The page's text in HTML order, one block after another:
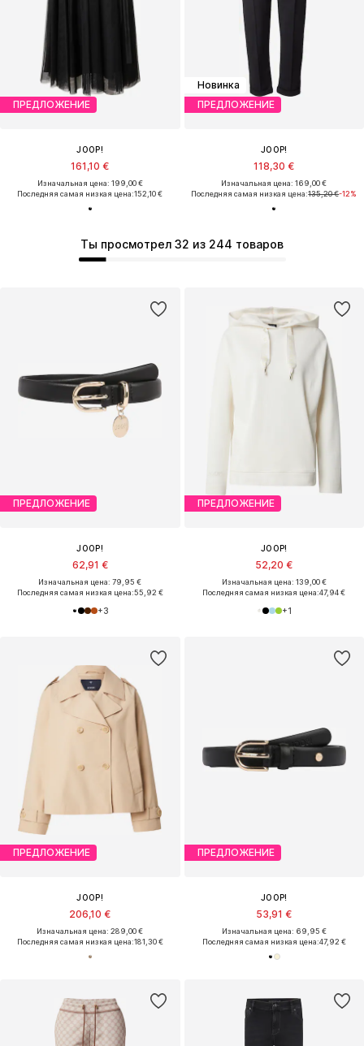
Ты просмотрел 32 из 244 товаров
ПРЕДЛОЖЕНИЕ
JOOP!
161,10 €
Изначальная цена: 199,00 €
Последняя самая низкая цена:152,10 €
Новинка
ПРЕДЛОЖЕНИЕ
JOOP!
118,30 €
Изначальная цена: 169,00 €
Последняя самая низкая цена:135,20 €-12%
ПРЕДЛОЖЕНИЕ
JOOP!
62,91 €
Изначальная цена: 79,95 €
Последняя самая низкая цена:55,92 €
+3
ПРЕДЛОЖЕНИЕ
JOOP!
52,20 €
Изначальная цена: 139,00 €
Последняя самая низкая цена:47,94 €
+1
ПРЕДЛОЖЕНИЕ
JOOP!
206,10 €
Изначальная цена: 289,00 €
Последняя самая низкая цена:181,30 €
ПРЕДЛОЖЕНИЕ
JOOP!
53,91 €
Изначальная цена: 69,95 €
Последняя самая низкая цена:47,92 €